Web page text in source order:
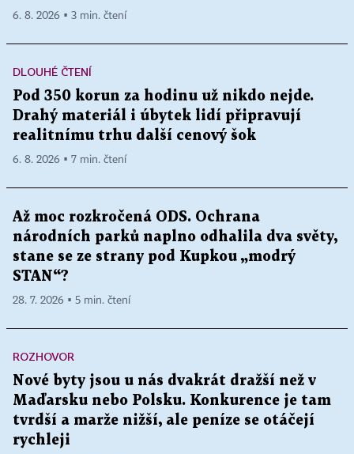
6. 8. 2026 ▪ 3 min. čtení
DLOUHÉ ČTENÍ
Pod 350 korun za hodinu už nikdo nejde.
Drahý materiál i úbytek lidí připravují
realitnímu trhu další cenový šok
6. 8. 2026 ▪ 7 min. čtení
Až moc rozkročená ODS. Ochrana
národních parků naplno odhalila dva světy,
stane se ze strany pod Kupkou „modrý
STAN“?
28. 7. 2026 ▪ 5 min. čtení
ROZHOVOR
Nové byty jsou u nás dvakrát dražší než v
Maďarsku nebo Polsku. Konkurence je tam
tvrdší a marže nižší, ale peníze se otáčejí
rychleji